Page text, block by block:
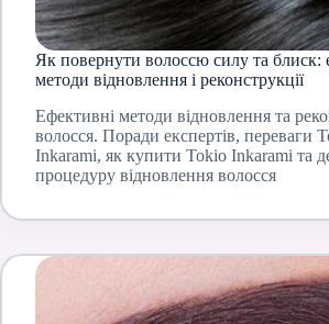
Як повернути волоссю силу та блиск:
методи відновлення і реконструкції
Ефективні методи відновлення та
волосся. Поради експертів, переваги
Inkarami, як купити Tokio Inkarami та
процедуру відновлення волосся